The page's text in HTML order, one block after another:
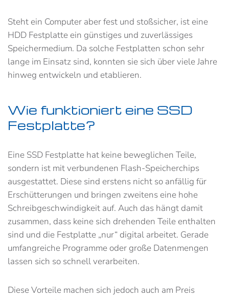
Steht ein Computer aber fest und stoßsicher, ist eine
HDD Festplatte ein günstiges und zuverlässiges
Speichermedium. Da solche Festplatten schon sehr
lange im Einsatz sind, konnten sie sich über viele Jahre
hinweg entwickeln und etablieren.
Wie funktioniert eine SSD
Festplatte?
Eine SSD Festplatte hat keine beweglichen Teile,
sondern ist mit verbundenen Flash-Speicherchips
ausgestattet. Diese sind erstens nicht so anfällig für
Erschütterungen und bringen zweitens eine hohe
Schreibgeschwindigkeit auf. Auch das hängt damit
zusammen, dass keine sich drehenden Teile enthalten
sind und die Festplatte „nur“ digital arbeitet. Gerade
umfangreiche Programme oder große Datenmengen
lassen sich so schnell verarbeiten.
Diese Vorteile machen sich jedoch auch am Preis